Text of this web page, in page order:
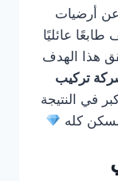
عن أرضيات
عائليًا
هذا الهدف
تركيب
في النتيجة
كله